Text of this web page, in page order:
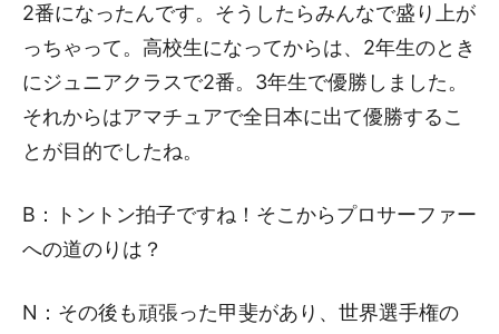
2番になったんです。そうしたらみんなで盛り上が
っちゃって。高校生になってからは、2年生のとき
にジュニアクラスで2番。3年生で優勝しました。
それからはアマチュアで全日本に出て優勝するこ
とが目的でしたね。
B：トントン拍子ですね！そこからプロサーファー
への道のりは？
N：その後も頑張った甲斐があり、世界選手権の